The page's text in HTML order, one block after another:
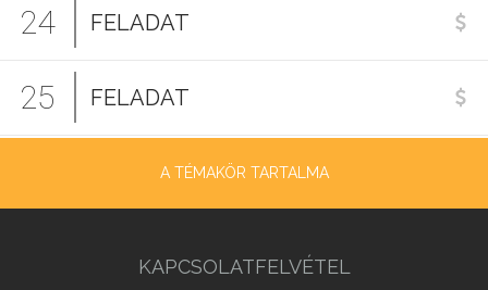
24 FELADAT
25 FELADAT
A TÉMAKÖR TARTALMA
KAPCSOLATFELVÉTEL